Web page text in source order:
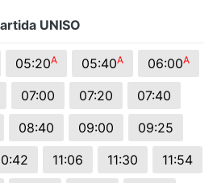
UNISO
05:20A 05:40A 06:00A
07:00 07:20
07:40
08:40 09:00
09:25
11:06 11:30
11:54